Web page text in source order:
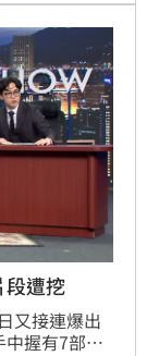
遭挖
又接連爆出
握有7部未